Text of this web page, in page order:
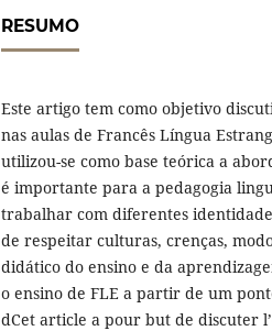
RESUMO
Este artigo tem como objetivo
nas aulas de Francês Língua
utilizou-se como base teórica a
é importante para a pedagogia
trabalhar com diferentes
de respeitar culturas, crenças,
didático do ensino e da
o ensino de FLE a partir de um
dCet article a pour but de discuter